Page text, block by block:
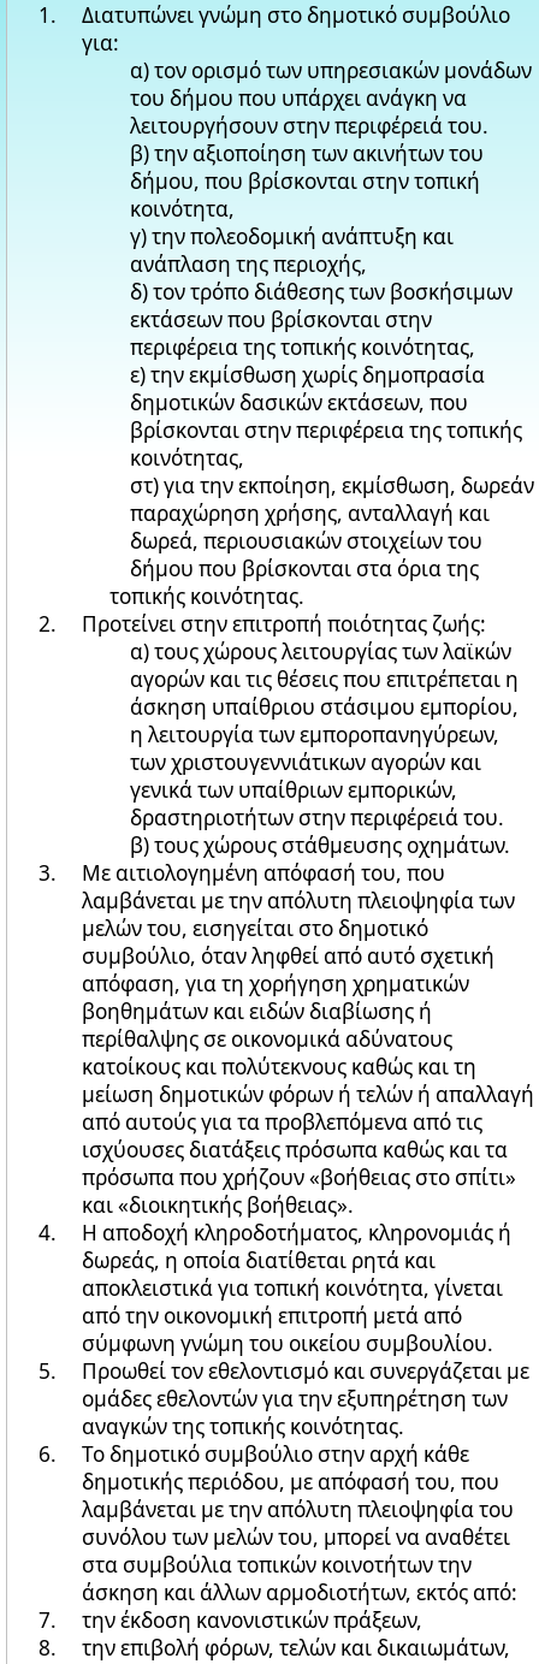
Διατυπώνει γνώμη στο δημοτικό συμβούλιο
για:
α) τον ορισμό των υπηρεσιακών μονάδων
του δήμου που υπάρχει ανάγκη να
λειτουργήσουν στην περιφέρειά του.
β) την αξιοποίηση των ακινήτων του
δήμου, που βρίσκονται στην τοπική
κοινότητα,
γ) την πολεοδομική ανάπτυξη και
ανάπλαση της περιοχής,
δ) τον τρόπο διάθεσης των βοσκήσιμων
εκτάσεων που βρίσκονται στην
περιφέρεια της τοπικής κοινότητας,
ε) την εκμίσθωση χωρίς δημοπρασία
δημοτικών δασικών εκτάσεων, που
βρίσκονται στην περιφέρεια της τοπικής
κοινότητας,
στ) για την εκποίηση, εκμίσθωση, δωρεάν
παραχώρηση χρήσης, ανταλλαγή και
δωρεά, περιουσιακών στοιχείων του
δήμου που βρίσκονται στα όρια της
τοπικής κοινότητας.
Προτείνει στην επιτροπή ποιότητας ζωής:
α) τους χώρους λειτουργίας των λαϊκών
αγορών και τις θέσεις που επιτρέπεται η
άσκηση υπαίθριου στάσιμου εμπορίου,
η λειτουργία των εμποροπανηγύρεων,
των χριστουγεννιάτικων αγορών και
γενικά των υπαίθριων εμπορικών,
δραστηριοτήτων στην περιφέρειά του.
β) τους χώρους στάθμευσης οχημάτων.
Με αιτιολογημένη απόφασή του, που
λαμβάνεται με την απόλυτη πλειοψηφία των
μελών του, εισηγείται στο δημοτικό
συμβούλιο, όταν ληφθεί από αυτό σχετική
απόφαση, για τη χορήγηση χρηματικών
βοηθημάτων και ειδών διαβίωσης ή
περίθαλψης σε οικονομικά αδύνατους
κατοίκους και πολύτεκνους καθώς και τη
μείωση δημοτικών φόρων ή τελών ή απαλλαγή
από αυτούς για τα προβλεπόμενα από τις
ισχύουσες διατάξεις πρόσωπα καθώς και τα
πρόσωπα που χρήζουν «βοήθειας στο σπίτι»
και «διοικητικής βοήθειας».
Η αποδοχή κληροδοτήματος, κληρονομιάς ή
δωρεάς, η οποία διατίθεται ρητά και
αποκλειστικά για τοπική κοινότητα, γίνεται
από την οικονομική επιτροπή μετά από
σύμφωνη γνώμη του οικείου συμβουλίου.
Προωθεί τον εθελοντισμό και συνεργάζεται με
ομάδες εθελοντών για την εξυπηρέτηση των
αναγκών της τοπικής κοινότητας.
Το δημοτικό συμβούλιο στην αρχή κάθε
δημοτικής περιόδου, με απόφασή του, που
λαμβάνεται με την απόλυτη πλειοψηφία του
συνόλου των μελών του, μπορεί να αναθέτει
στα συμβούλια τοπικών κοινοτήτων την
άσκηση και άλλων αρμοδιοτήτων, εκτός από:
την έκδοση κανονιστικών πράξεων,
την επιβολή φόρων, τελών και δικαιωμάτων,